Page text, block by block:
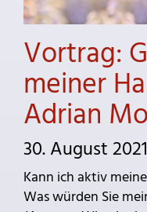
Vortrag:
meiner
Adrian
30. August 2021
Kann ich aktiv
Was würden Sie